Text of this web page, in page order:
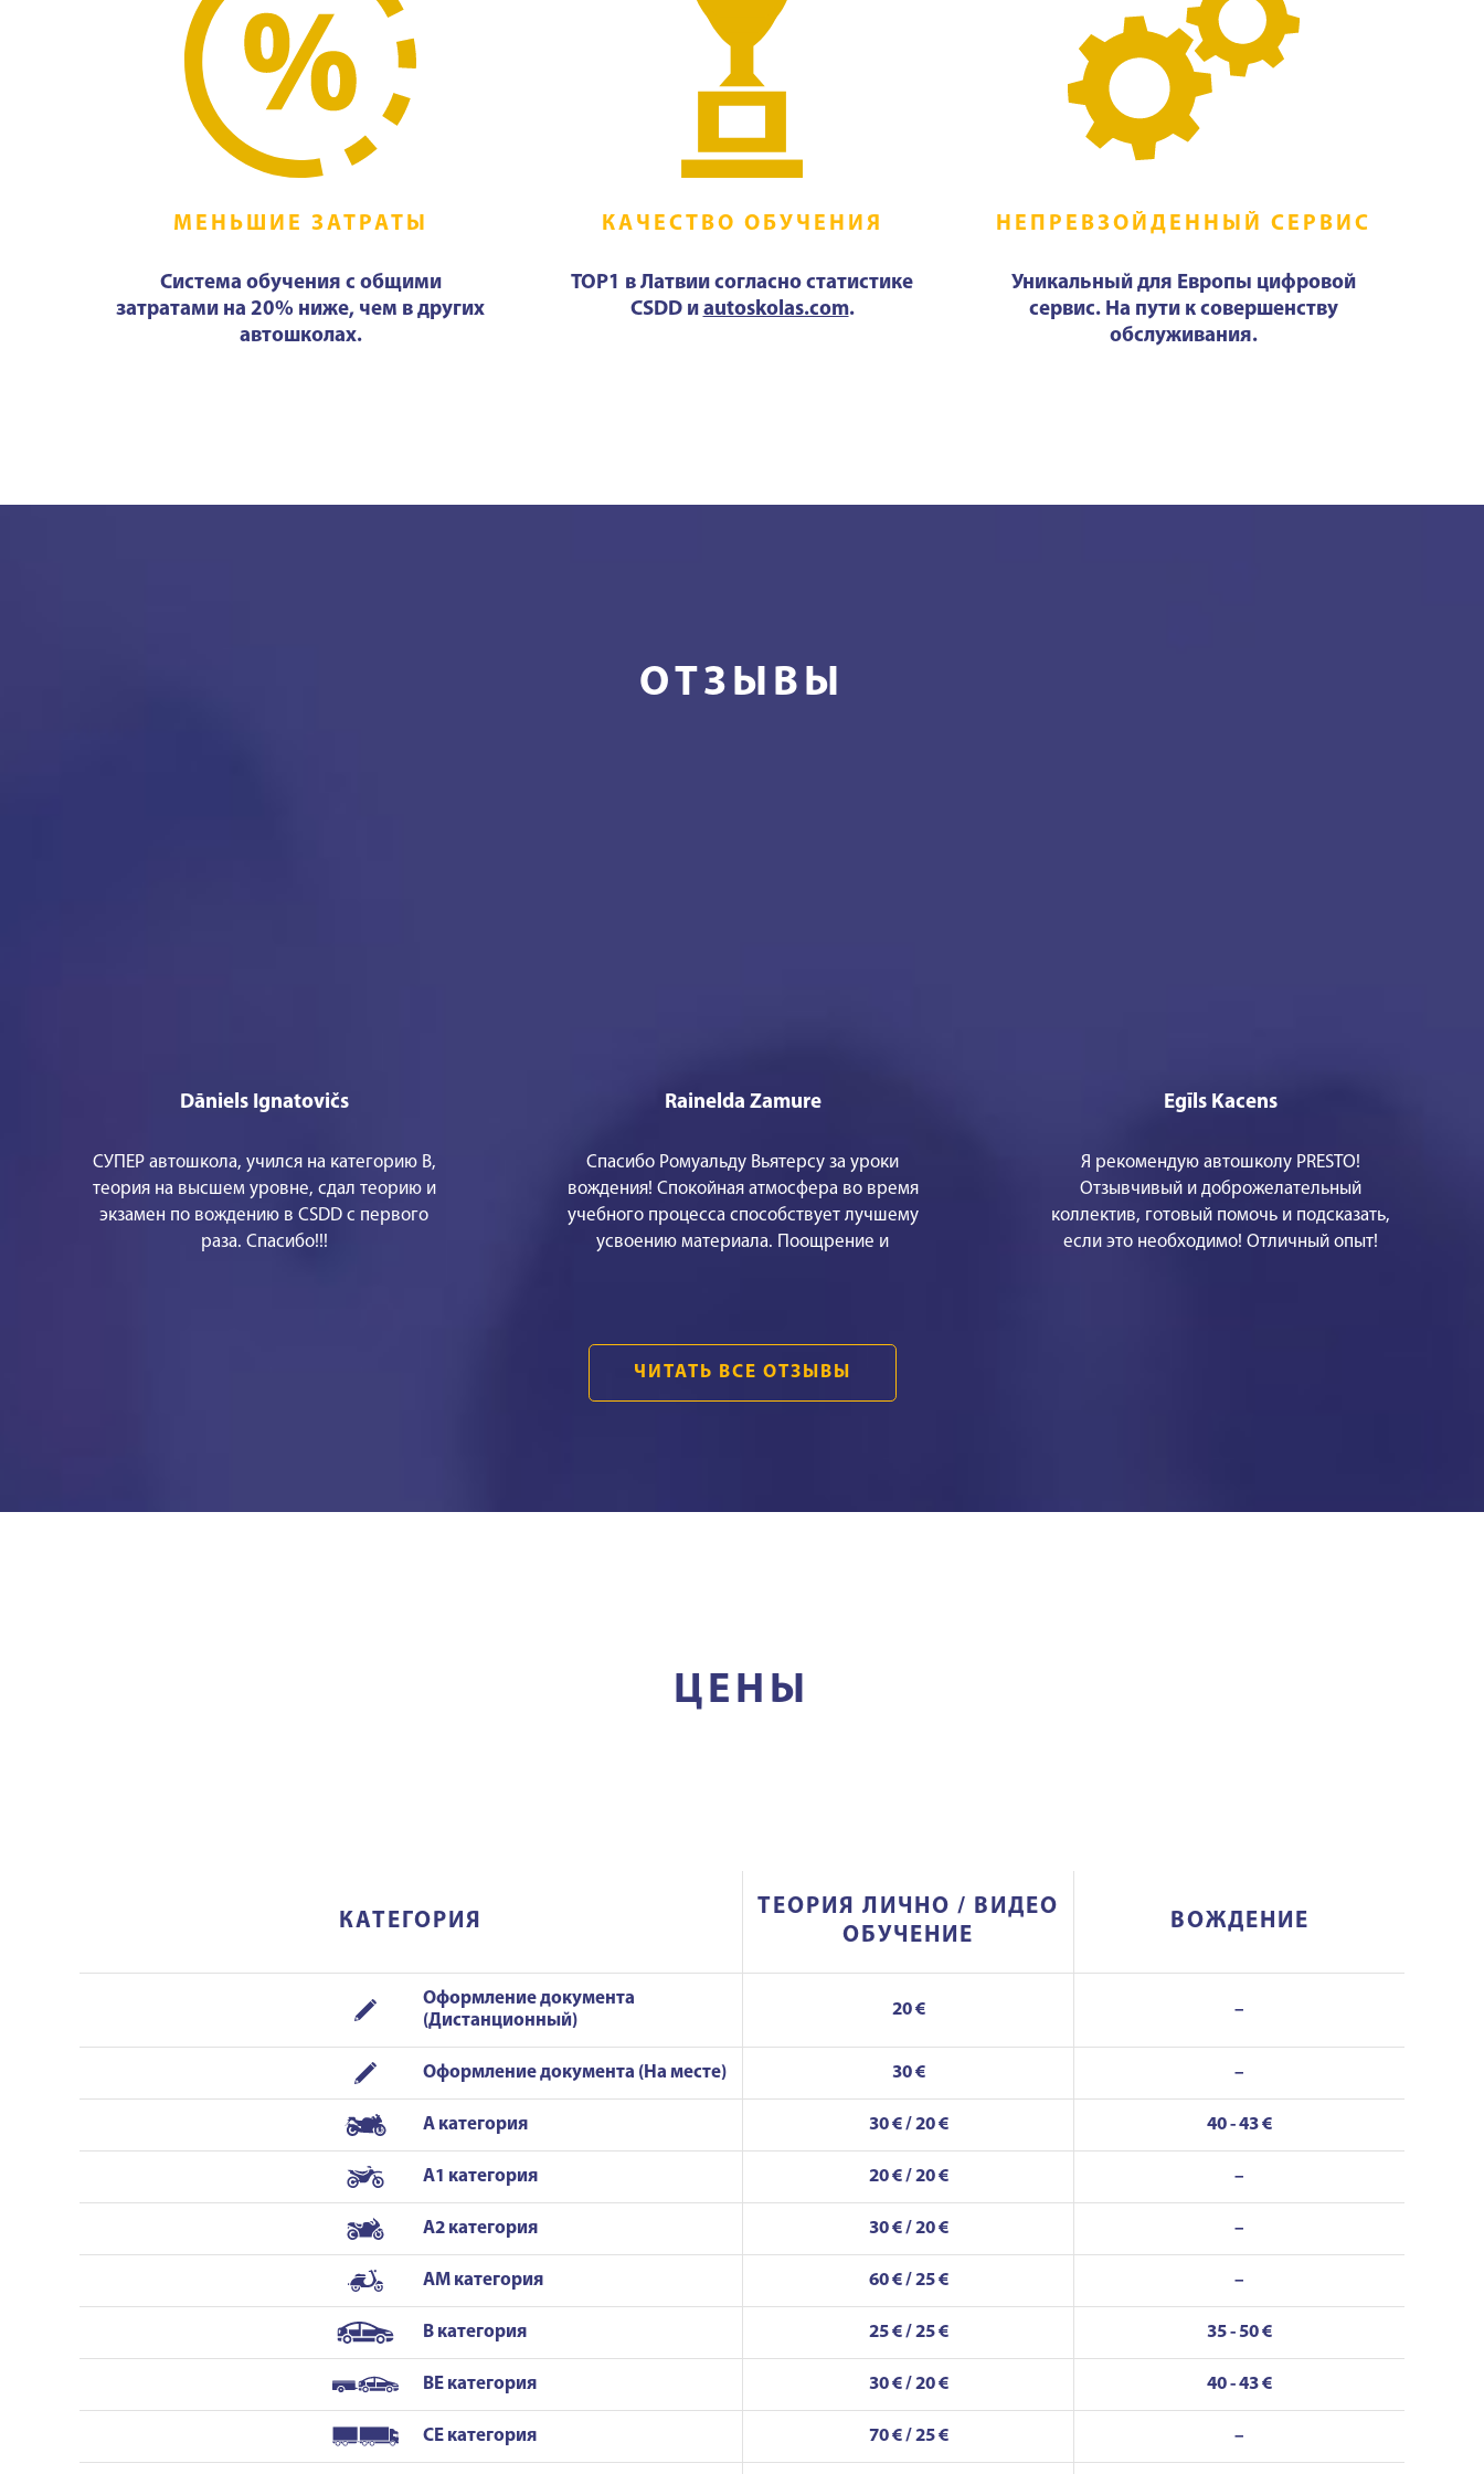
МЕНЬШИЕ ЗАТРАТЫ
Система обучения с общими
затратами на 20% ниже, чем в других
автошколах.
КАЧЕСТВО ОБУЧЕНИЯ
TOP1 в Латвии согласно статистике
CSDD и autoskolas.com.
НЕПРЕВЗОЙДЕННЫЙ СЕРВИС
Уникальный для Европы цифровой
сервис. На пути к совершенству
обслуживания.
ОТЗЫВЫ
Dāniels Ignatovičs
СУПЕР автошкола, учился на категорию В,
теория на высшем уровне, сдал теорию и
экзамен по вождению в CSDD с первого
раза. Спасибо!!!
Rainelda Zamure
Спасибо Ромуальду Вьятерсу за уроки
вождения! Спокойная атмосфера во время
учебного процесса способствует лучшему
усвоению материала. Поощрение и
уверенность в своих силах. Это было самым
важным для меня! БОЛЬШОЕ СПАСИБО!
Egīls Kacens
Я рекомендую автошколу PRESTO!
Отзывчивый и доброжелательный
коллектив, готовый помочь и подсказать,
если это необходимо! Отличный опыт!
ЧИТАТЬ ВСЕ ОТЗЫВЫ
ЦЕНЫ
КАТЕГОРИЯ
ТЕОРИЯ ЛИЧНО / ВИДЕО
ОБУЧЕНИЕ
ВОЖДЕНИЕ
Оформление документа
(Дистанционный)
20 € –
Оформление документа (На месте) 30 € –
A категория 30 € / 20 € 40 - 43 €
A1 категория 20 € / 20 € –
A2 категория 30 € / 20 € –
AM категория 60 € / 25 € –
B категория 25 € / 25 € 35 - 50 €
BE категория 30 € / 20 € 40 - 43 €
CE категория 70 € / 25 € –